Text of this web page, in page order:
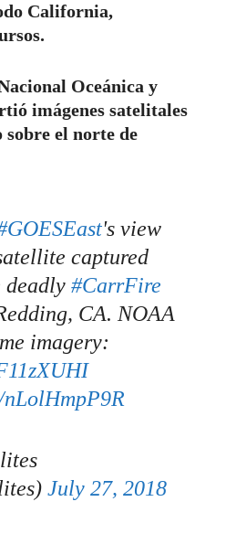
California,
Oceánica y
imágenes satelitales
sobre el norte de
's view
captured
deadly #CarrFire
CA. NOAA
imagery:
July 27, 2018